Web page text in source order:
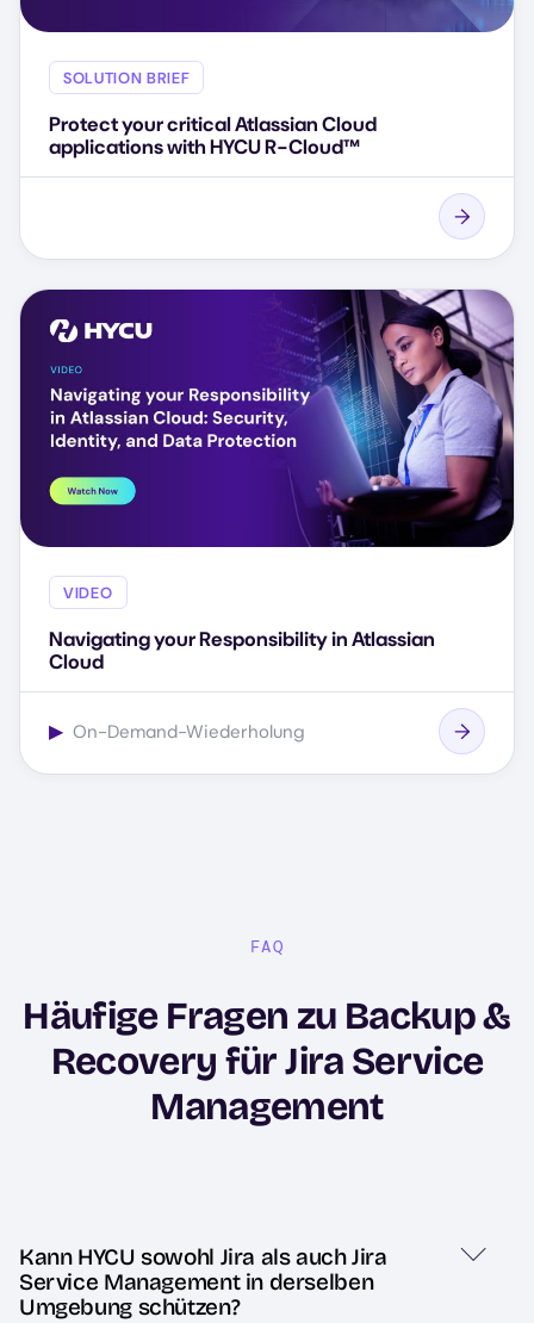
SOLUTION BRIEF
Protect your critical Atlassian Cloud
applications with HYCU R-Cloud™
VIDEO
Navigating your Responsibility in Atlassian
Cloud
▶ On-Demand-Wiederholung
FAQ
Häufige Fragen zu Backup &
Recovery für Jira Service
Management
Kann HYCU sowohl Jira als auch Jira
Service Management in derselben
Umgebung schützen?